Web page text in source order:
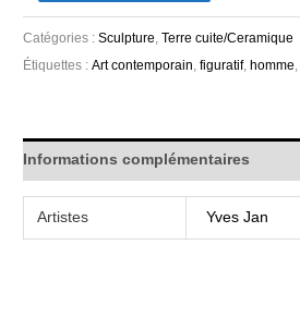
Catégories :Sculpture ,Terre cuite/Ceramique
Étiquettes :Art contemporain ,figuratif,homme
Informations complémentaires
Artistes Yves Jan